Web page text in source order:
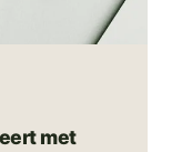
met